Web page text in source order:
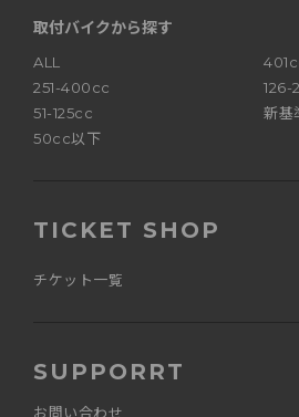
取付バイクから探す
ALL
251-400cc
126-
51-125cc
新基
50cc以下
TICKET SHOP
チケット一覧
SUPPORRT
お問い合わせ